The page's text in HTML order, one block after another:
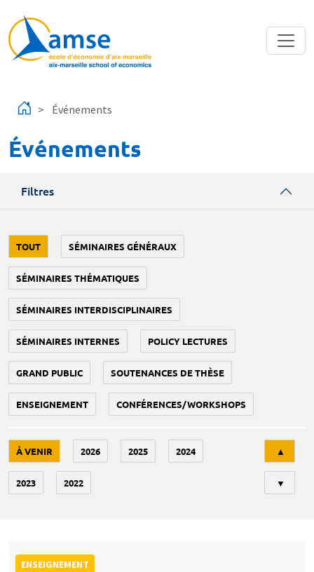
Événements
Événements
Filtres
TOUT SÉMINAIRES GÉNÉRAUX
SÉMINAIRES THÉMATIQUES
SÉMINAIRES INTERDISCIPLINAIRES
SÉMINAIRES INTERNES POLICY LECTURES
GRAND PUBLIC SOUTENANCES DE THÈSE
ENSEIGNEMENT CONFÉRENCES/WORKSHOPS
À VENIR 2026 2025 2024
2023 2022
▲
▼
ENSEIGNEMENT